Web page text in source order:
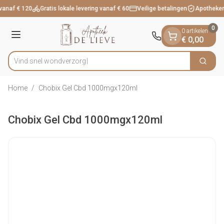
Ga naar de inhoud
1 van 1
€ 120 Gratis lokale levering vanaf € 60 Veilige betalingen
Menu
Product, merk, categorie...
Vind snel won Zoek
0 artikelen
€ 0,00
0
Home / Chobix Gel Cbd 1000mgx120ml
Chobix Gel Cbd 1000mgx120ml